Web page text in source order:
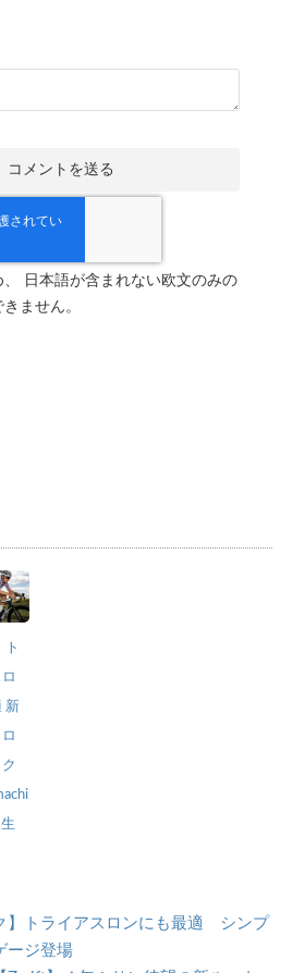
、 日本語が含まれない欧文のみの
ません。
ト
新
】トライアスロンにも最適 シンプ
ージ登場